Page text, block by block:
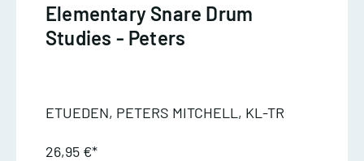
Elementary Snare Drum
Studies - Peters
ETUEDEN, PETERS MITCHELL, KL-TR
26,95 €*